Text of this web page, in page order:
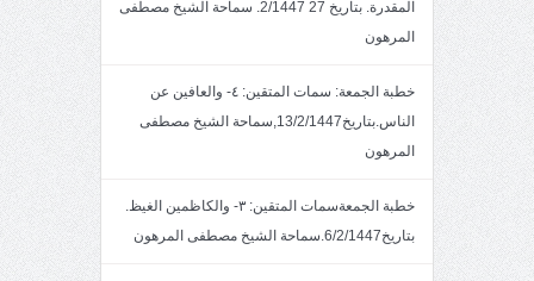
المقدرة. بتاريخ 27 2/1447. سماحة الشيخ مصطفى
المرهون
خطبة الجمعة: سمات المتقين: ٤- والعافين عن
الناس.بتاريخ13/2/1447,سماحة الشيخ مصطفى
المرهون
خطبة الجمعةسمات المتقين: ٣- والكاظمين الغيظ.
بتاريخ6/2/1447.سماحة الشيخ مصطفى المرهون